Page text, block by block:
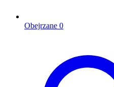
Obejrzane 0